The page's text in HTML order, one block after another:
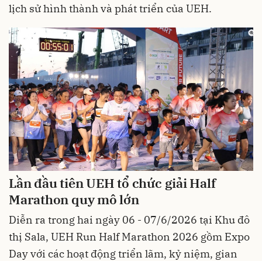
lịch sử hình thành và phát triển của UEH.
Lần đầu tiên UEH tổ chức giải Half
Marathon quy mô lớn
Diễn ra trong hai ngày 06 - 07/6/2026 tại Khu đô
thị Sala, UEH Run Half Marathon 2026 gồm Expo
Day với các hoạt động triển lãm, kỷ niệm, gian